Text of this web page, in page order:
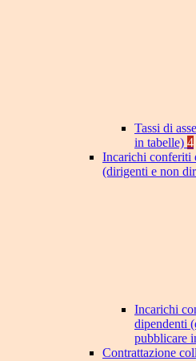
Tassi di
in tabelle) 4
Incarichi conferiti
(dirigenti e non
Incarichi
dipendenti
pubblicare
Contrattazione